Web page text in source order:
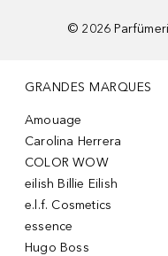
© 2026
GRANDES MARQUES
Amouage
Carolina Herrera
COLOR WOW
eilish Billie Eilish
e.l.f. Cosmetics
essence
Hugo Boss